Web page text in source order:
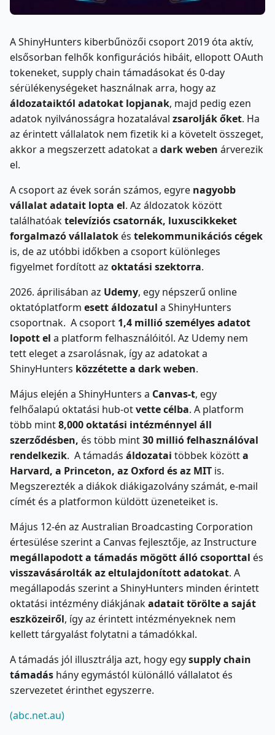
A ShinyHunters kiberbűnözői csoport 2019 óta aktív,
elsősorban felhők konfigurációs hibáit, ellopott OAuth
tokeneket, supply chain támadásokat és 0-day
sérülékenységeket használnak arra, hogy az
áldozataiktól adatokat lopjanak, majd pedig ezen
adatok nyilvánosságra hozatalával zsarolják őket. Ha
az érintett vállalatok nem fizetik ki a követelt összeget,
akkor a megszerzett adatokat a dark weben árverezik
el.
A csoport az évek során számos, egyre nagyobb
vállalat adatait lopta el. Az áldozatok között
találhatóaktelevíziós csatornák, luxuscikkeket
forgalmazó vállalatok és telekommunikációs cégek
is, de az utóbbi időkben a csoport különleges
figyelmet fordított az oktatási szektorra.
2026. áprilisában az Udemy, egy népszerű online
oktatóplatform esett áldozatul a ShinyHunters
csoportnak. A csoport 1,4 millió személyes adatot
lopott el a platform felhasználóitól. Az Udemy nem
tett eleget a zsarolásnak, így az adatokat a
ShinyHunters közzétette a dark weben.
Május elején a ShinyHunters a Canvas-t, egy
felhőalapú oktatási hub-otvette célba. A platform
több mint8,000 oktatási intézménnyel áll
szerződésben, és több mint30 millió felhasználóval
rendelkezik. A támadás áldozatai többek közötta
Harvard, a Princeton, az Oxford és az MIT is.
Megszerezték a diákok diákigazolvány számát, e-mail
címét és a platformon küldött üzeneteiket is.
Május 12-én az Australian Broadcasting Corporation
értesülése szerint a Canvas fejlesztője, az Instructure
megállapodott a támadás mögött álló csoporttal és
visszavásárolták az eltulajdonított adatokat. A
megállapodás szerint a ShinyHunters minden érintett
oktatási intézmény diákjánakadatait törölte a saját
eszközeiről, így az érintett intézményeknek nem
kellett tárgyalást folytatni a támadókkal.
A támadás jól illusztrálja azt, hogy egysupply chain
támadás hány egymástól különálló vállalatot és
szervezetet érinthet egyszerre.
(abc.net.au)